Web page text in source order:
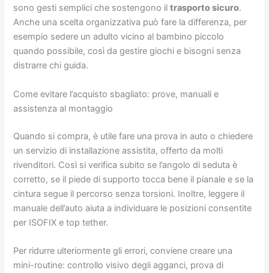
sono gesti semplici che sostengono iltrasporto sicuro.
Anche una scelta organizzativa può fare la differenza, per
esempio sedere un adulto vicino al bambino piccolo
quando possibile, così da gestire giochi e bisogni senza
distrarre chi guida.
Come evitare l’acquisto sbagliato: prove, manuali e
assistenza al montaggio
Quando si compra, è utile fare una prova in auto o chiedere
un servizio di installazione assistita, offerto da molti
rivenditori. Così si verifica subito se l’angolo di seduta è
corretto, se il piede di supporto tocca bene il pianale e se la
cintura segue il percorso senza torsioni. Inoltre, leggere il
manuale dell’auto aiuta a individuare le posizioni consentite
per ISOFIX e top tether.
Per ridurre ulteriormente gli errori, conviene creare una
mini-routine: controllo visivo degli agganci, prova di